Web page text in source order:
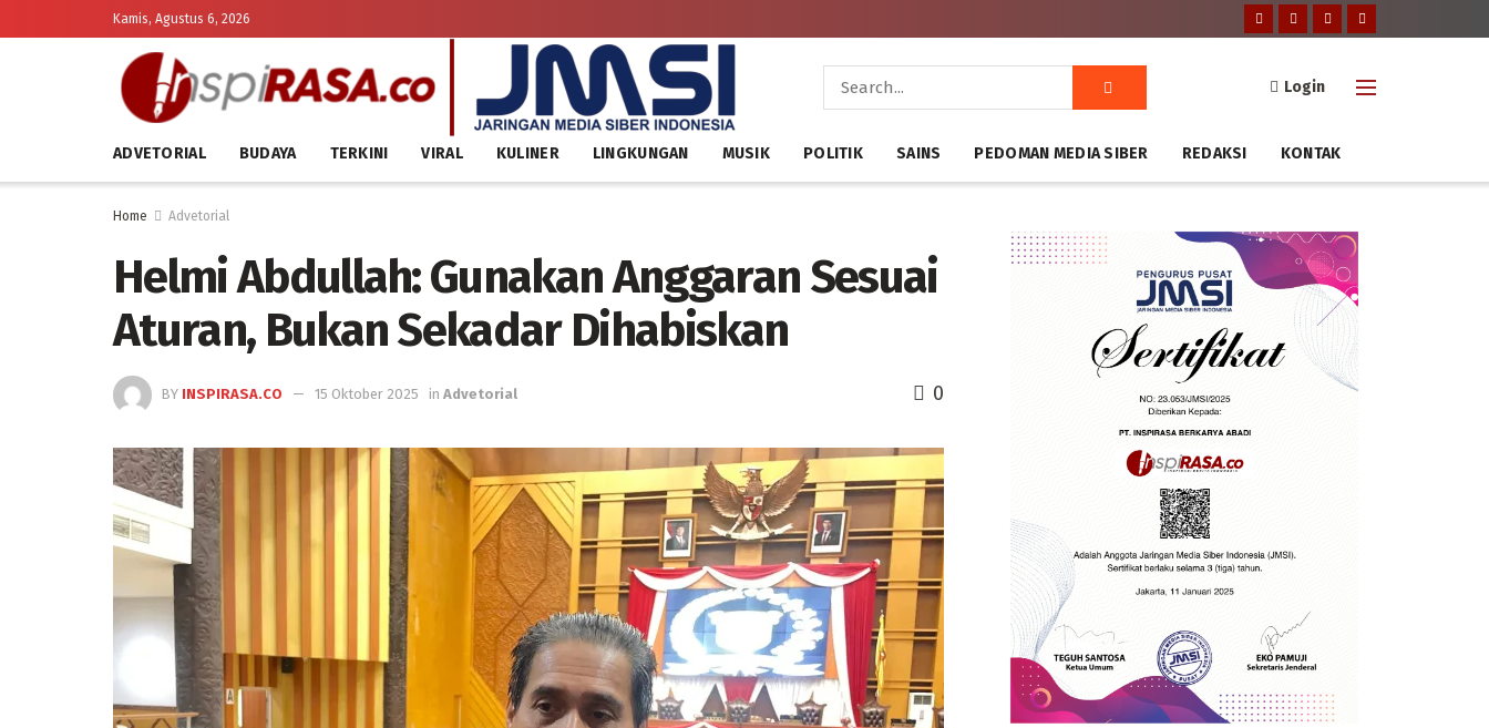
Kamis, Agustus 6, 2026
Login
ADVETORIAL BUDAYA TERKINI VIRAL KULINER LINGKUNGAN MUSIK POLITIK SAINS PEDOMAN MEDIA SIBER REDAKSI KONTAK
Home Advetorial
Helmi Abdullah: Gunakan Anggaran Sesuai
Aturan, Bukan Sekadar Dihabiskan
BY INSPIRASA.CO 15 Oktober 2025 in Advetorial 0